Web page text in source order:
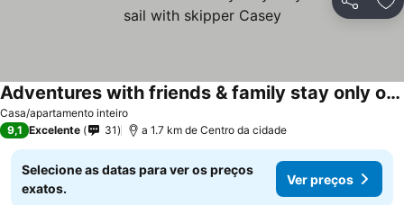
Partilhar
Casa/apartamento inteiro
Adventures with friends & family stay only or learn to set sail with skipper Casey
9,1 Excelente 31 a 1.7 km de Centro da cidade
Selecione as datas para ver os preços
exatos.
Ver preços